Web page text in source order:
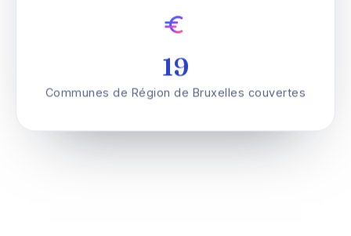
19
Communes de Région de Bruxelles couvertes